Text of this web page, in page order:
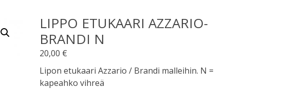
LIPPO ETUKAARI AZZARIO-
BRANDI N
20,00 €
Lipon etukaari Azzario / Brandi malleihin. N =
kapeahko vihreä